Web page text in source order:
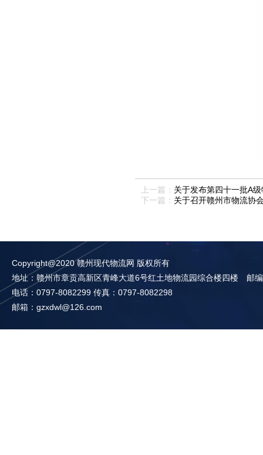
上一篇： 关于发布第四十一批A
下一篇： 关于召开赣州市物流协
Copyright@2020 赣州现代物流网 版权所有
地址：赣州市章贡高新区青峰大道6号红土地物流园综合楼四楼 邮
电话：0797-8082299 传真：0797-8082298
邮箱：gzxdwl@126.com